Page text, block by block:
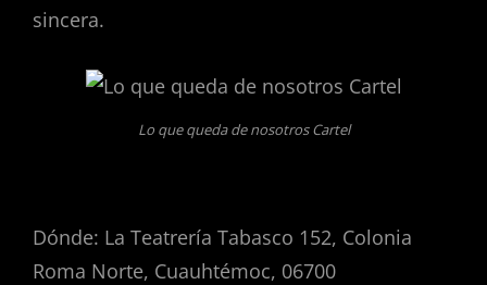
sincera.
Lo que queda de nosotros Cartel
Dónde: La Teatrería Tabasco 152, Colonia
Roma Norte, Cuauhtémoc, 06700